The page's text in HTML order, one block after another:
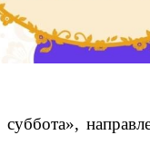
суббота»,